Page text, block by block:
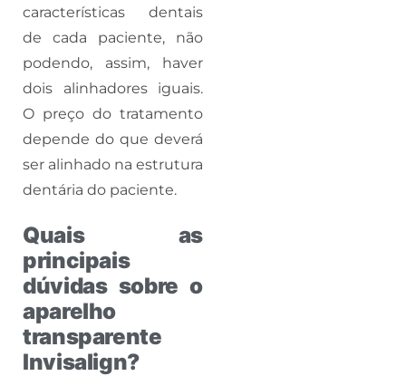
características dentais
de cada paciente, não
podendo, assim, haver
dois alinhadores iguais.
O preço do tratamento
depende do que deverá
ser alinhado na estrutura
dentária do paciente.
Quais as
principais
dúvidas sobre o
aparelho
transparente
Invisalign?